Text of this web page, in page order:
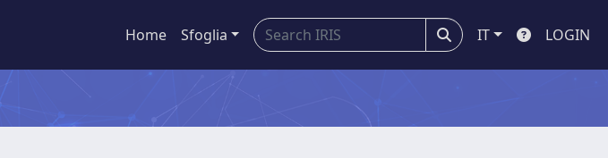
Home Sfoglia IT LOGIN